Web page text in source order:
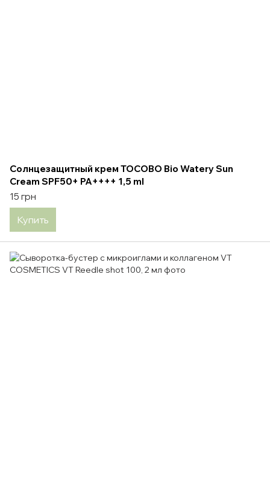
Солнцезащитный крем TOCOBO Bio Watery Sun
Cream SPF50+ PA++++ 1,5 ml
15 грн
Купить